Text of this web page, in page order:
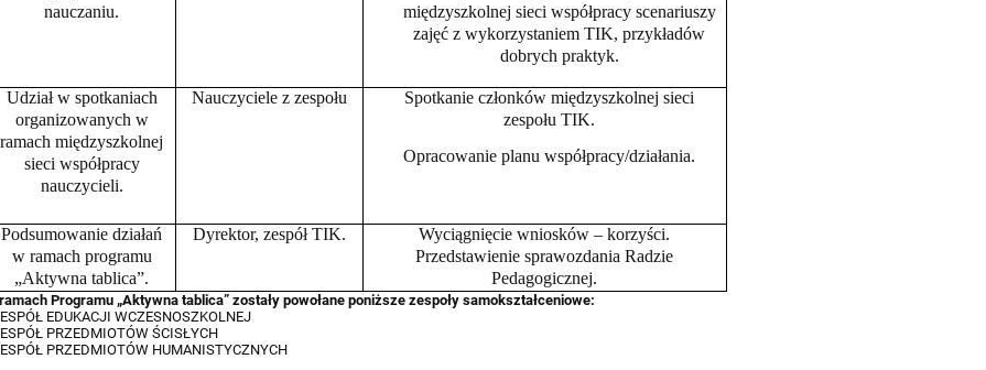
nauczaniu.
międzyszkolnej sieci współpracy scenariuszy
zajęć z wykorzystaniem TIK, przykładów
dobrych praktyk.
Udział w spotkaniach
organizowanych w
ramach międzyszkolnej
sieci współpracy
nauczycieli.
Nauczyciele z zespołu Spotkanie członków międzyszkolnej sieci
zespołu TIK.
Opracowanie planu współpracy/działania.
Podsumowanie działań
w ramach programu
„Aktywna tablica”.
Dyrektor, zespół TIK. Wyciągnięcie wniosków – korzyści.
Przedstawienie sprawozdania Radzie
Pedagogicznej.
Programu „Aktywna tablica” zostały powołane poniższe zespoły samokształceniowe:
EDUKACJI WCZESNOSZKOLNEJ
PRZEDMIOTÓW ŚCISŁYCH
PRZEDMIOTÓW HUMANISTYCZNYCH